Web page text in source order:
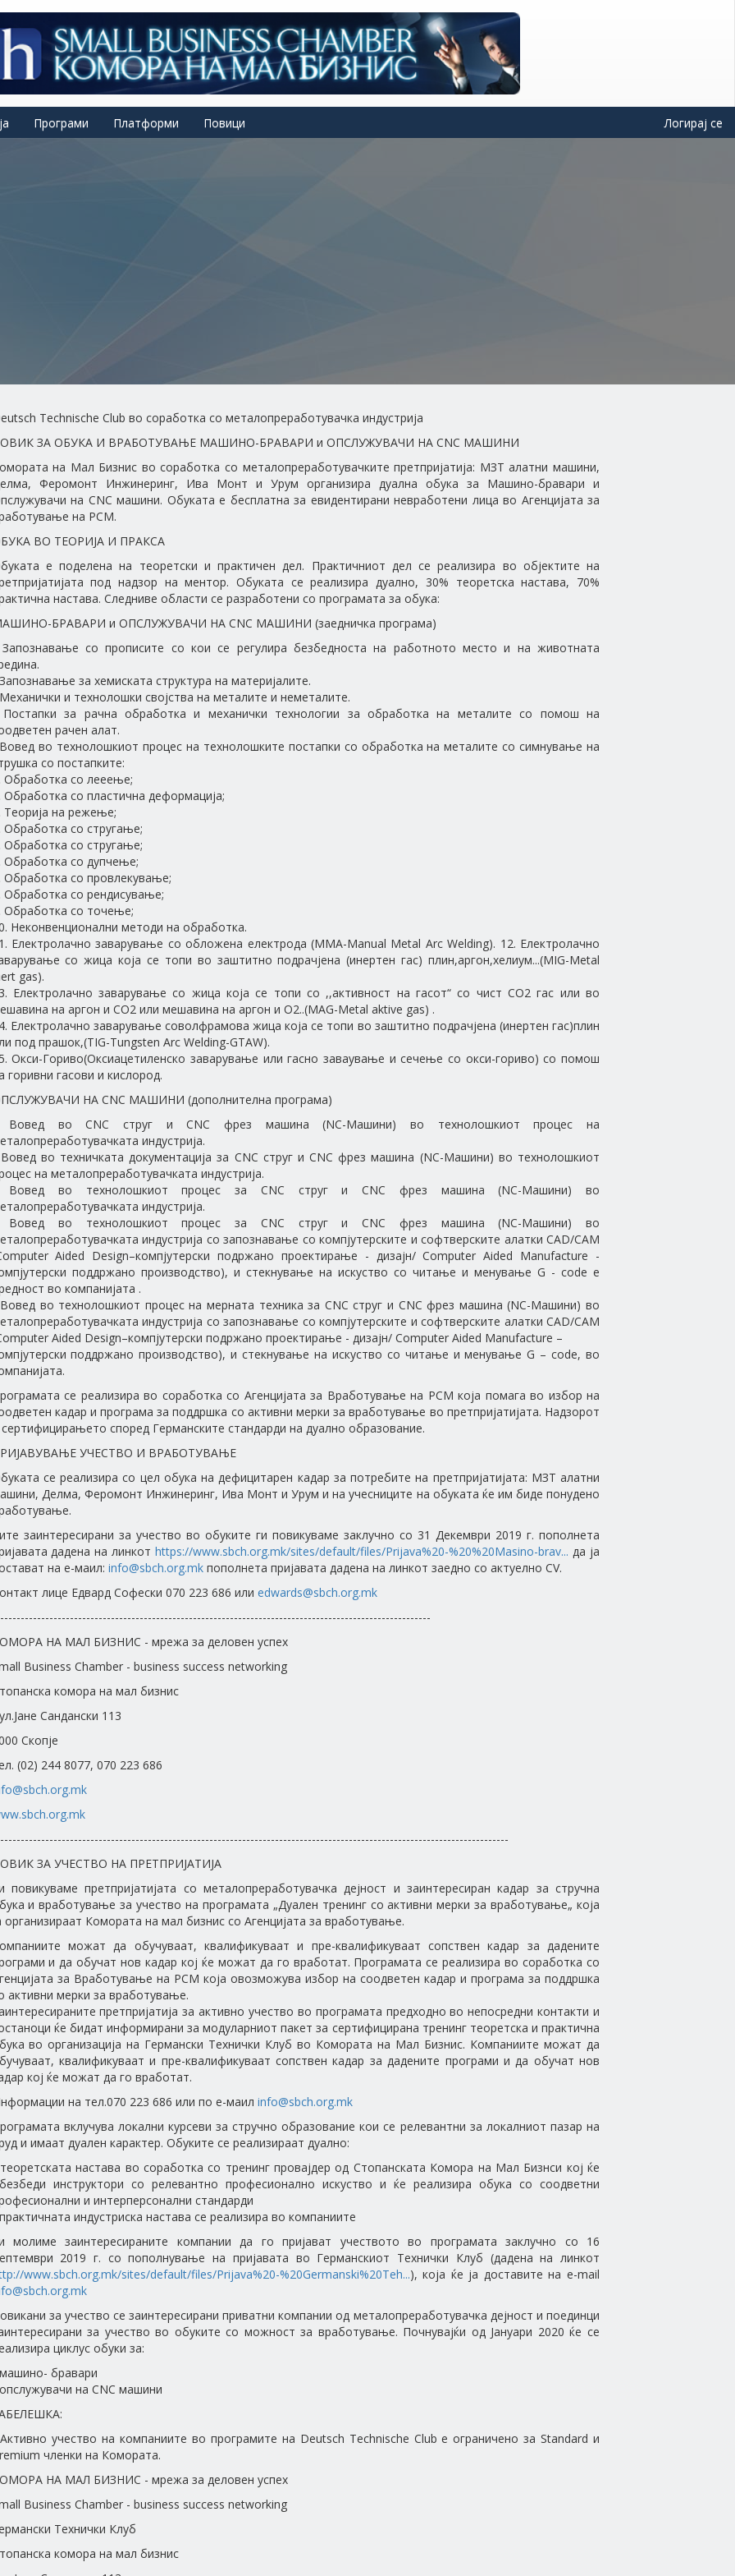
Програми Платформи Повици Логирај се
Technische Club во соработка со металопреработувачка индустрија
ЗА ОБУКА И ВРАБОТУВАЊЕ МАШИНО-БРАВАРИ и ОПСЛУЖУВАЧИ НА CNC МАШИНИ
на Мал Бизнис во соработка со металопреработувачките претпријатија: МЗТ алатни машини,
Феромонт Инжинеринг, Ива Монт и Урум организира дуална обука за Машино-бравари и
на CNC машини. Обуката е бесплатна за евидентирани невработени лица во Агенцијата за
на РСМ.
ВО ТЕОРИЈА И ПРАКСА
е поделена на теоретски и практичен дел. Практичниот дел се реализира во објектите на
под надзор на ментор. Обуката се реализира дуално, 30% теоретска настава, 70%
настава. Следниве области се разработени со програмата за обука:
БРАВАРИ и ОПСЛУЖУВАЧИ НА CNC МАШИНИ (заедничка програма)
со прописите со кои се регулира безбедноста на работното место и на животната
за хемиската структура на материјалите.
и технолошки својства на металите и неметалите.
за рачна обработка и механички технологии за обработка на металите со помош на
рачен алат.
во технолошкиот процес на технолошките постапки со обработка на металите со симнување на
со постапките:
Обработка со лееење;
Обработка со пластична деформација;
Теорија на режење;
Обработка со стругање;
Обработка со стругање;
Обработка со дупчење;
Обработка со провлекување;
Обработка со рендисување;
Обработка со точење;
Неконвенционални методи на обработка.
Електролачно заварување со обложена електрода (ММА-Manual Metal Arc Welding). 12. Електролачно
со жица која се топи во заштитно подрачјена (инертен гас) плин,аргон,хелиум...(МIG-Metal
gas).
Електролачно заварување со жица која се топи со ,,активност на гасот“ со чист CO2 гас или во
на аргон и CO2 или мешавина на аргон и O2..(МAG-Metal aktive gas) .
Електролачно заварување соволфрамова жица која се топи во заштитно подрачјена (инертен гас)плин
под прашок,(TIG-Tungsten Arc Welding-GTAW).
Окси-Гориво(Оксиацетиленско заварување или гасно заваување и сечење со окси-гориво) со помош
горивни гасови и кислород.
НА CNC МАШИНИ (дополнителна програма)
во CNC струг и CNC фрез машина (NC-Машини) во технолошкиот процес на
индустрија.
во техничката документација за CNC струг и CNC фрез машина (NC-Машини) во технолошкиот
на металопреработувачката индустрија.
во технолошкиот процес за CNC струг и CNC фрез машина (NC-Машини) во
индустрија.
во технолошкиот процес за CNC струг и CNC фрез машина (NC-Машини) во
индустрија со запознавање со компјутерските и софтверските алатки CAD/CAM
Aided Design–компјутерски подржано проектирање - дизајн/ Computer Aided Manufacture -
поддржано производство), и стекнување на искуство со читање и менување G - code е
во компанијата .
во технолошкиот процес на мерната техника за CNC струг и CNC фрез машина (NC-Машини) во
индустрија со запознавање со компјутерските и софтверските алатки CAD/CAM
Aided Design–компјутерски подржано проектирање - дизајн/ Computer Aided Manufacture –
поддржано производство), и стекнување на искуство со читање и менување G – code, во
се реализира во соработка со Агенцијата за Вработување на РСМ која помага во избор на
кадар и програма за поддршка со активни мерки за вработување во претпријатијата. Надзорот
според Германските стандарди на дуално образование.
УЧЕСТВО И ВРАБОТУВАЊЕ
се реализира со цел обука на дефицитарен кадар за потребите на претпријатијата: МЗТ алатни
Делма, Феромонт Инжинеринг, Ива Монт и Урум и на учесниците на обуката ќе им биде понудено
заинтересирани за учество во обуките ги повикуваме заклучно со 31 Декември 2019 г. пополнета
дадена на линкотhttps://www.sbch.org.mk/sites/default/files/Prijava%20-%20%20Masino-brav... да ја
на е-маил: info@sbch.org.mkпополнета пријавата дадена на линкот заедно со актуелно CV.
лице Едвард Софески 070 223 686 или edwards@sbch.org.mk
НА МАЛ БИЗНИС - мрежа за деловен успех
Business Chamber - business success networking
комора на мал бизнис
Сандански 113
Скопје
(02) 244 8077, 070 223 686
ЗА УЧЕСТВО НА ПРЕТПРИЈАТИЈА
повикуваме претпријатијата со металопреработувачка дејност и заинтересиран кадар за стручна
и вработување за учество на програмата „Дуален тренинг со активни мерки за вработување„ која
организираат Комората на мал бизнис со Агенцијата за вработување.
можат да обучуваат, квалификуваат и пре-квалификуваат сопствен кадар за дадените
и да обучат нов кадар кој ќе можат да го вработат. Програмата се реализира во соработка со
за Вработување на РСМ која овозможува избор на соодветен кадар и програма за поддршка
активни мерки за вработување.
претпријатија за активно учество во програмата предходно во непосредни контакти и
ќе бидат информирани за модуларниот пакет за сертифицирана тренинг теоретска и практична
во организација на Германски Технички Клуб во Комората на Мал Бизнис. Компаниите можат да
квалификуваат и пре-квалификуваат сопствен кадар за дадените програми и да обучат нов
кој ќе можат да го вработат.
на тел.070 223 686 или по е-маил info@sbch.org.mk
вклучува локални курсеви за стручно образование кои се релевантни за локалниот пазар на
и имаат дуален карактер. Обуките се реализираат дуално:
настава во соработка со тренинг провајдер од Стопанската Комора на Мал Бизнси кој ќе
инструктори со релевантно професионално искуство и ќе реализира обука со соодветни
и интерперсонални стандарди
индустриска настава се реализира во компаниите
молиме заинтересираните компании да го пријават учеството во програмата заклучно со 16
2019 г. со пополнување на пријавата во Германскиот Технички Клуб (дадена на линкот
www.sbch.org.mk/sites/default/files/Prijava%20-%20Germanski%20Teh...), која ќе ја доставите на e-mail
за учество се заинтересирани приватни компании од металопреработувачка дејност и поединци
за учество во обуките со можност за вработување. Почнувајќи од Јануари 2020 ќе се
циклус обуки за:
бравари
на CNC машини
учество на компаниите во програмите на Deutsch Technische Club е ограничено за Standard и
членки на Комората.
НА МАЛ БИЗНИС - мрежа за деловен успех
Business Chamber - business success networking
Технички Клуб
комора на мал бизнис